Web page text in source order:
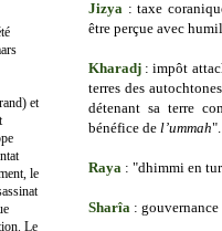
Jizya : taxe
être perçue avec
Kharadj : impôt
terres des
détenant sa terre
bénéfice de l’ummah".
Raya : "dhimmi en
Sharîa :
et
le
Le